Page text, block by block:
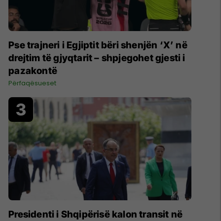
Pse trajneri i Egjiptit bëri shenjën ‘X’ në
drejtim të gjyqtarit – shpjegohet gjesti i
pazakontë
Përfaqësueset
Presidenti i Shqipërisë kalon transit në